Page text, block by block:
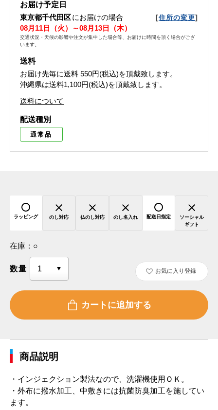
お届け予定日
東京都千代田区にお届けの場合 [住所の変更]
08月11日（火）～08月13日（木）
交通状況・天候の影響や注文が集中した場合等、お届けに時間を頂く場合がござ
います。
送料
お届け先毎に送料 550円(税込)を頂戴致します。
沖縄県は送料1,100円(税込)を頂戴致します。
送料について
配送種別
通常品
ラッピング のし対応 仏のし対応 のし名入れ 配送日指定
ソーシャル
ギフト
在庫： ○
数量 お気に入り登録
商品説明
・インジェクション製法なので、洗濯機使用ＯＫ。
・外布に撥水加工、中敷きには抗菌防臭加工を施してい
ます。